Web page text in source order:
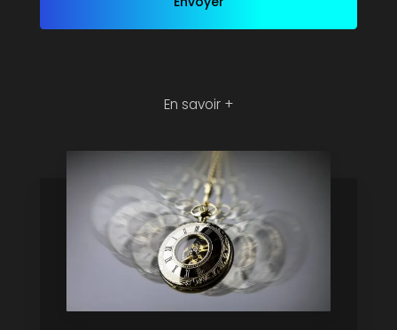
En savoir +